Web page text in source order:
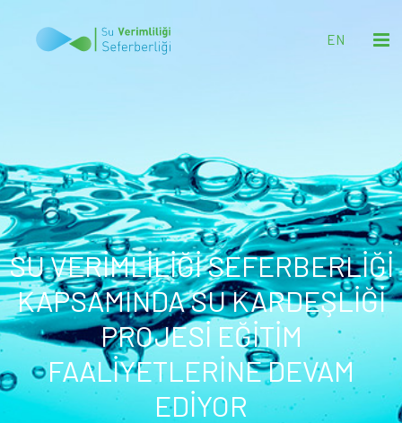
EN
SU VERİMLİLİĞİ SEFERBERLİĞİ
KAPSAMINDA SU KARDEŞLİĞİ
PROJESİ EĞİTİM
FAALİYETLERİNE DEVAM
EDİYOR